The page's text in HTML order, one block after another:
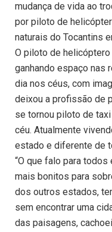
mudança de vida ao
por piloto de
naturais do Tocantins
O piloto de
ganhando espaço nas
dia nos céus, com
deixou a profissão de
se tornou piloto de taxi
céu. Atualmente
estado e diferente de
“O que falo para
mais bonitos para
dos outros estados,
sem encontrar uma
das paisagens,